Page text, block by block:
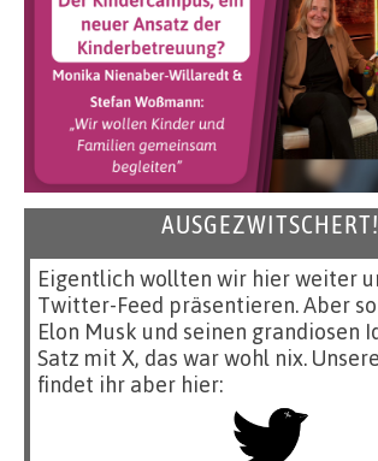
AUSGEZWITSCHERT!
Eigentlich wollten wir hier weiter
Twitter-Feed präsentieren. Aber
Elon Musk und seinen grandiosen
Satz mit X, das war wohl nix.
findet ihr aber hier: